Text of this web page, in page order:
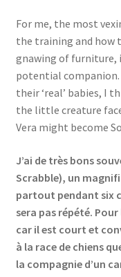
For me, the most
the training and how
gnawing of furniture,
potential companion.
their ‘real’ babies, I
the little creature
Vera might become
J’ai de très bons
Scrabble), un
partout pendant six
sera pas répété.
car il est court et
à la race de chiens
la compagnie d’un